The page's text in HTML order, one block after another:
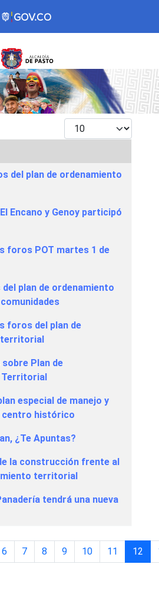
Mostrar #
del plan de ordenamiento
Encano y Genoy participó
foros POT martes 1 de
plan de ordenamiento
foros del plan de
territorial
Plan de
Territorial
especial de manejo y
centro histórico
¿Te Apuntas?
la construcción frente al
territorial
tendrá una nueva
Página 12 de 14
6 7 8 9 10 11 12